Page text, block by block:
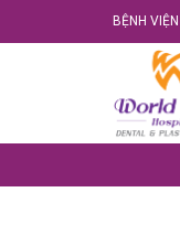
to
BỆNH